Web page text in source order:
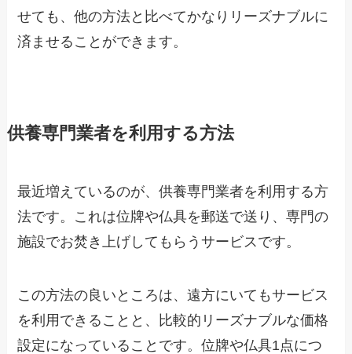
せても、他の方法と比べてかなりリーズナブルに
済ませることができます。
供養専門業者を利用する方法
最近増えているのが、供養専門業者を利用する方
法です。これは位牌や仏具を郵送で送り、専門の
施設でお焚き上げしてもらうサービスです。
この方法の良いところは、遠方にいてもサービス
を利用できることと、比較的リーズナブルな価格
設定になっていることです。位牌や仏具1点につ